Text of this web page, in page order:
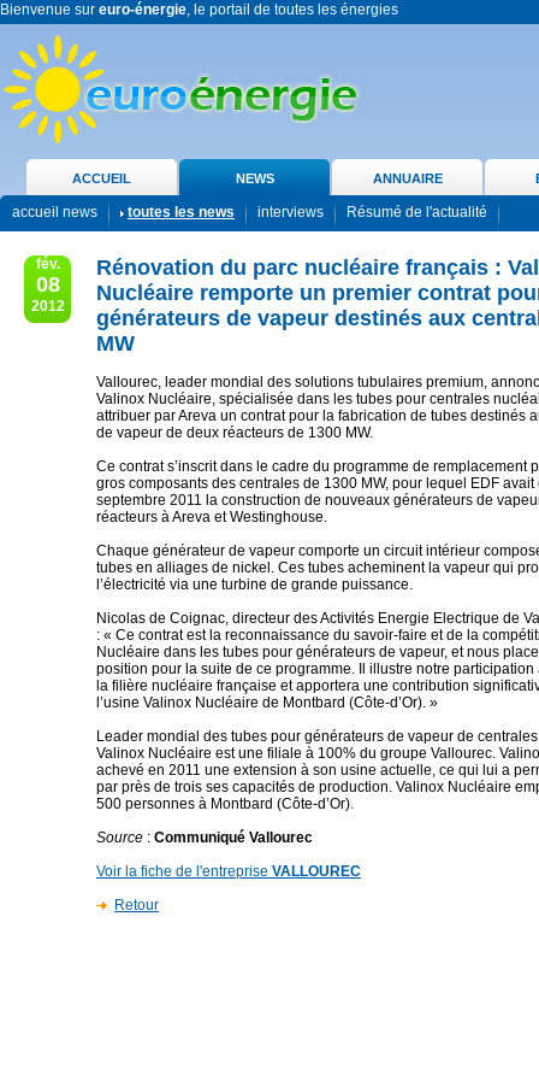
Bienvenue sur euro-énergie, le portail de toutes les énergies
ACCUEIL NEWS ANNUAIRE
accueil news toutes les news interviews Résumé de l'actualité
fév.
08
2012
Rénovation du parc nucléaire français :
Nucléaire remporte un premier contrat
générateurs de vapeur destinés aux
MW
Vallourec, leader mondial des solutions tubulaires premium,
Valinox Nucléaire, spécialisée dans les tubes pour centrales
attribuer par Areva un contrat pour la fabrication de tubes destinés
de vapeur de deux réacteurs de 1300 MW.
Ce contrat s’inscrit dans le cadre du programme de remplacement
gros composants des centrales de 1300 MW, pour lequel EDF avait
septembre 2011 la construction de nouveaux générateurs de
réacteurs à Areva et Westinghouse.
Chaque générateur de vapeur comporte un circuit intérieur
tubes en alliages de nickel. Ces tubes acheminent la vapeur qui
l’électricité via une turbine de grande puissance.
Nicolas de Coignac, directeur des Activités Energie Electrique de
: « Ce contrat est la reconnaissance du savoir-faire et de la
Nucléaire dans les tubes pour générateurs de vapeur, et nous
position pour la suite de ce programme. Il illustre notre participation
la filière nucléaire française et apportera une contribution
l’usine Valinox Nucléaire de Montbard (Côte-d’Or). »
Leader mondial des tubes pour générateurs de vapeur de
Valinox Nucléaire est une filiale à 100% du groupe Vallourec.
achevé en 2011 une extension à son usine actuelle, ce qui lui a
par près de trois ses capacités de production. Valinox Nucléaire
500 personnes à Montbard (Côte-d’Or).
Source : Communiqué Vallourec
Voir la fiche de l'entreprise VALLOUREC
Retour